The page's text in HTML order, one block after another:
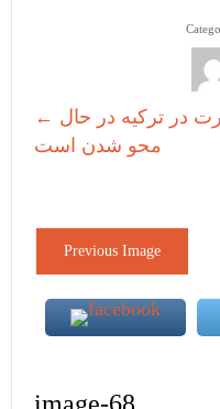
←
محو شدن است
Previous Image